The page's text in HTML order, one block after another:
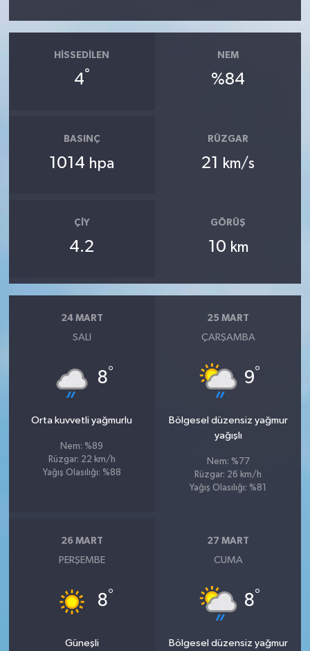
HISSEDILEN
4°
NEM
%84
BASINÇ
1014 hpa
RÜZGAR
21 km/s
ÇIY
4.2
GÖRÜŞ
10 km
24 MART
SALI
8°
Orta kuvvetli yağmurlu
Nem: %89
Rüzgar: 22 km/h
Yağış Olasılığı: %88
25 MART
ÇARŞAMBA
9°
Bölgesel düzensiz yağmur
yağışlı
Nem: %77
Rüzgar: 26 km/h
Yağış Olasılığı: %81
26 MART
PERŞEMBE
8°
Güneşli
27 MART
CUMA
8°
Bölgesel düzensiz yağmur